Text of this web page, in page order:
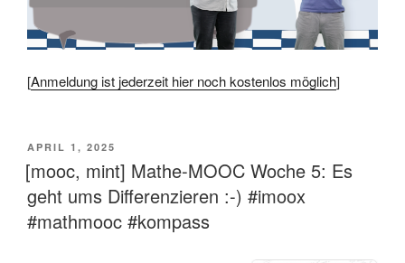
[Anmeldung ist jederzeit hier noch kostenlos möglich]
VERÖFFENTLICHT
AM
APRIL 1, 2025
[mooc, mint] Mathe-MOOC Woche 5: Es
geht ums Differenzieren :-) #imoox
#mathmooc #kompass